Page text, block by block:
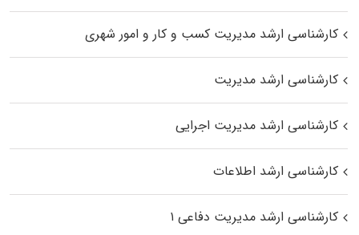
کارشناسی ارشد مدیریت کسب و کار و امور شهری
کارشناسی ارشد مدیریت
کارشناسی ارشد مدیریت اجرایی
کارشناسی ارشد اطلاعات
کارشناسی ارشد مدیریت دفاعی ۱